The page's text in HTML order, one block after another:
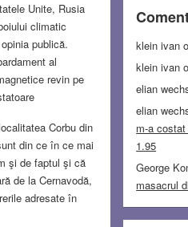
Unite, Rusia
climatic
publică.
al
revin pe
Corbu din
din ce în ce mai
şi de faptul şi că
de la Cernavodă,
adresate în
klein ivan
klein ivan
elian
elian
m-a
1.95
George
masacrul